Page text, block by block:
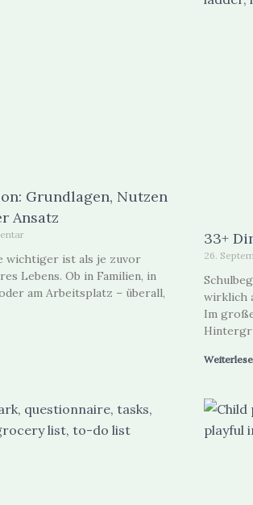
Grundlagen, Nutzen
Ansatz
wichtiger ist als je zuvor
Lebens. Ob in Familien, in
am Arbeitsplatz – überall,
33+
26.
wirklich
Im